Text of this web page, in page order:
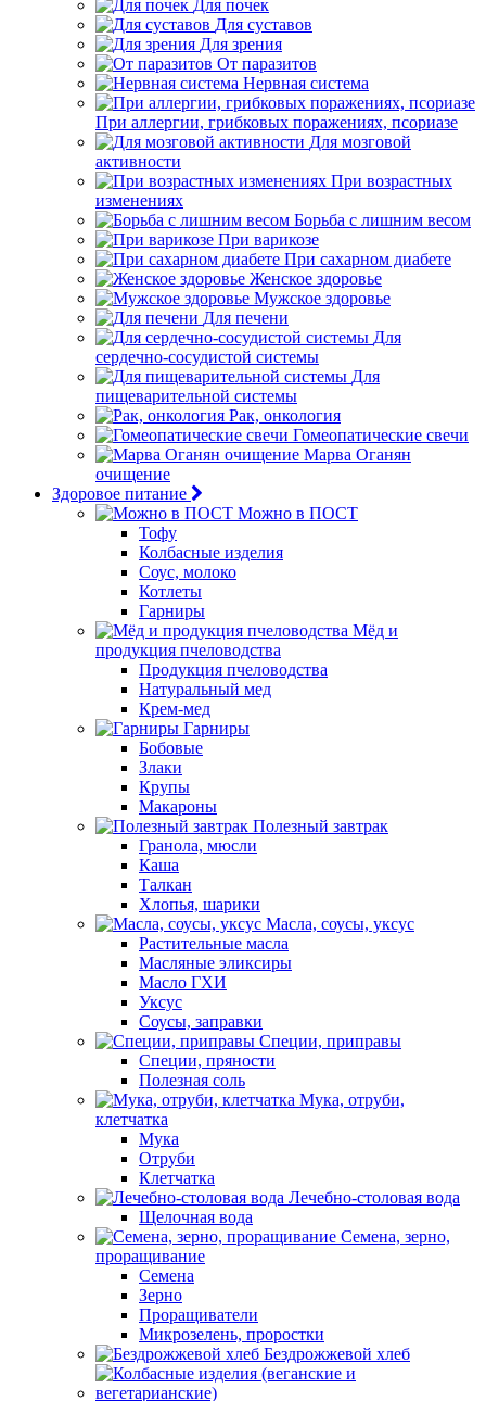
Для почек
Для суставов
Для зрения
От паразитов
Нервная система
При аллергии, грибковых поражениях, псориазе
Для мозговой
активности
При возрастных
изменениях
Борьба с лишним весом
При варикозе
При сахарном диабете
Женское здоровье
Мужское здоровье
Для печени
Для
сердечно-сосудистой системы
Для
пищеварительной системы
Рак, онкология
Гомеопатические свечи
Марва Оганян
очищение
Здоровое питание
Можно в ПОСТ
Тофу
Колбасные изделия
Соус, молоко
Котлеты
Гарниры
Мёд и
продукция пчеловодства
Продукция пчеловодства
Натуральный мед
Крем-мед
Гарниры
Бобовые
Злаки
Крупы
Макароны
Полезный завтрак
Гранола, мюсли
Каша
Талкан
Хлопья, шарики
Масла, соусы, уксус
Растительные масла
Масляные эликсиры
Масло ГХИ
Уксус
Соусы, заправки
Специи, приправы
Специи, пряности
Полезная соль
Мука, отруби,
клетчатка
Мука
Отруби
Клетчатка
Лечебно-столовая вода
Щелочная вода
Семена, зерно,
проращивание
Семена
Зерно
Проращиватели
Микрозелень, проростки
Бездрожжевой хлеб